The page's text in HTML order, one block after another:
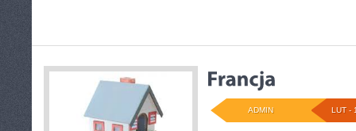
LUT -
ADMIN